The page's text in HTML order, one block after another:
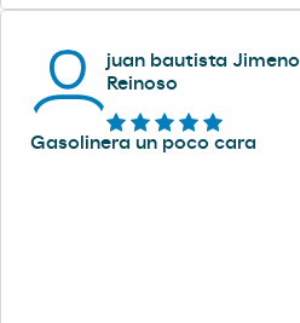
juan bautista Jimeno
Reinoso
Gasolinera un poco cara